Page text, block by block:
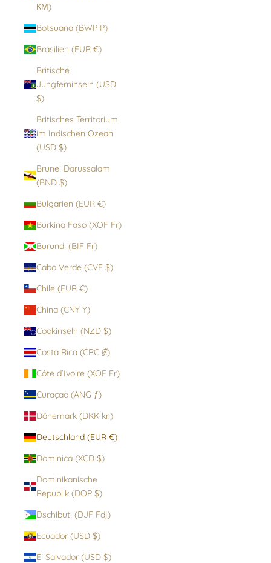
КМ)
Botsuana (BWP P)
Brasilien (EUR €)
Britische
Jungferninseln (USD
$)
Britisches Territorium
im Indischen Ozean
(USD $)
Brunei Darussalam
(BND $)
Bulgarien (EUR €)
Burkina Faso (XOF Fr)
Burundi (BIF Fr)
Cabo Verde (CVE $)
Chile (EUR €)
China (CNY ¥)
Cookinseln (NZD $)
Costa Rica (CRC ₡)
Côte d’Ivoire (XOF Fr)
Curaçao (ANG ƒ)
Dänemark (DKK kr.)
Deutschland (EUR €)
Dominica (XCD $)
Dominikanische
Republik (DOP $)
Dschibuti (DJF Fdj)
Ecuador (USD $)
El Salvador (USD $)